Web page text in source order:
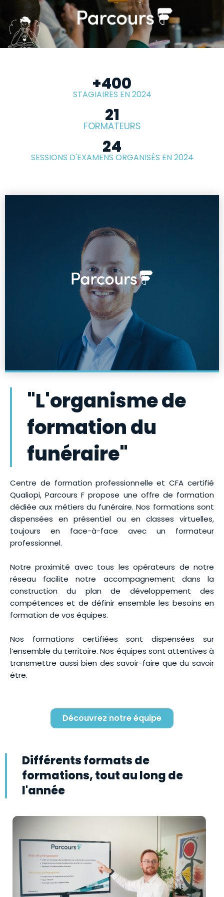
STAGIAIRES EN 2024
+400
FORMATEURS
21
SESSIONS D'EXAMENS ORGANISÉS EN 2024
24
Youenn COLOMBEL
Directeur de Parcours F
"L'organisme de
formation du
funéraire"
Centre de formation professionnelle et CFA certifié
Qualiopi, Parcours F propose une offre de formation
dédiée aux métiers du funéraire. Nos formations sont
dispensées en présentiel ou en classes virtuelles,
toujours en face-à-face avec un formateur
professionnel.
Notre proximité avec tous les opérateurs de notre
réseau facilite notre accompagnement dans la
construction du plan de développement des
compétences et de définir ensemble les besoins en
formation de vos équipes.
Nos formations certifiées sont dispensées sur
l’ensemble du territoire. Nos équipes sont attentives à
transmettre aussi bien des savoir-faire que du savoir
être.
découvrez notre équipe
Différents formats de
formations, tout au long de
l'année